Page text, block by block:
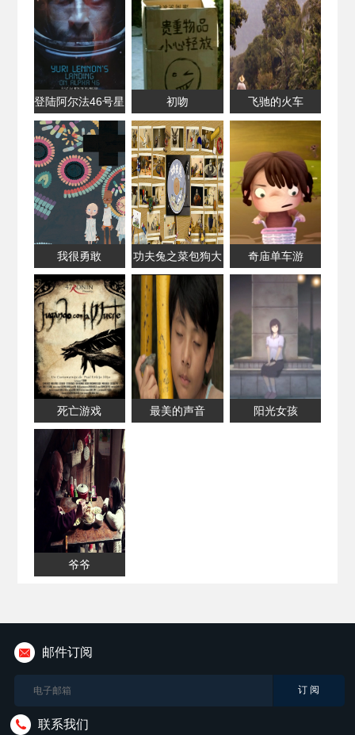
登陆阿尔法46号星
球
初吻 飞驰的火车
我很勇敢
功夫兔之菜包狗大
反击
奇庙单车游
死亡游戏 最美的声音 阳光女孩
爷爷
邮件订阅
联系我们